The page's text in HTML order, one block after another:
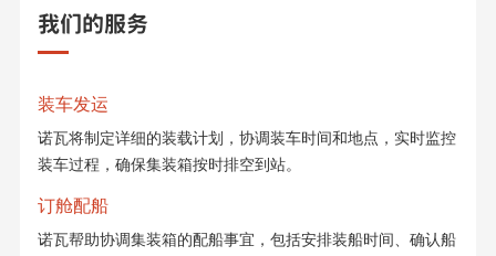
我们的服务
装车发运
诺瓦将制定详细的装载计划，协调装车时间和地点，实时监控
装车过程，确保集装箱按时排空到站。
订舱配船
诺瓦帮助协调集装箱的配船事宜，包括安排装船时间、确认船